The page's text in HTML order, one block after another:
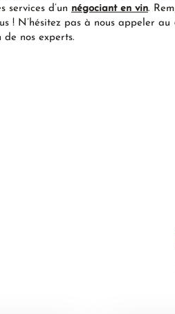
services d’un négociant en vin.
! N’hésitez pas à nous appeler au
de nos experts.